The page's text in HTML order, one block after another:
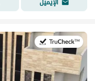
في:4 أغسطس 2026